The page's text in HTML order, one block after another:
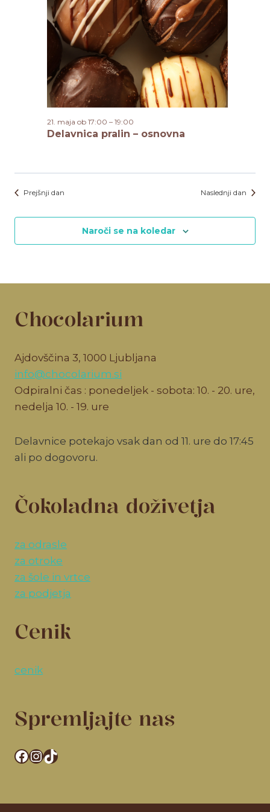
Delavnica pralin – osnovna
21. maja ob 17:00 – 19:00
Prejšnji dan Naslednji dan
Naroči se na koledar
Chocolarium
Ajdovščina 3, 1000 Ljubljana
info@chocolarium.si
Odpiralni čas : ponedeljek - sobota: 10. - 20. ure,
nedelja 10. - 19. ure
Delavnice potekajo vsak dan od 11. ure do 17:45
ali po dogovoru.
Čokoladna doživetja
za odrasle
za otroke
za šole in vrtce
za podjetja
Cenik
cenik
Spremljajte nas
Facebook
Instagram
TikTok